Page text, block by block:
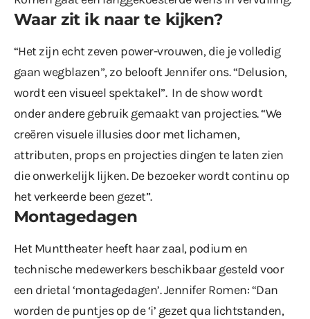
Waar zit ik naar te kijken?
“Het zijn echt zeven power-vrouwen, die je volledig
gaan wegblazen”, zo belooft Jennifer ons. “Delusion,
wordt een visueel spektakel”. In de show wordt
onder andere gebruik gemaakt van projecties. “We
creëren visuele illusies door met lichamen,
attributen, props en projecties dingen te laten zien
die onwerkelijk lijken. De bezoeker wordt continu op
het verkeerde been gezet”.
Montagedagen
Het Munttheater heeft haar zaal, podium en
technische medewerkers beschikbaar gesteld voor
een drietal ‘montagedagen’. Jennifer Romen: “Dan
worden de puntjes op de ‘i’ gezet qua lichtstanden,